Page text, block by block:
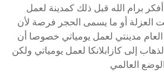
برام الله قبل ذلك كمدينة لعمل
العزلة أو ما يسمى الحجر فرصة لأن
العام مدينتي لعمل يومياتي خصوصا أن
إلى كازابلانكا لعمل يومياتي ولكن